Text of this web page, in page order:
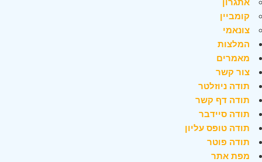
אתגרון
קומביין
צונאמי
המלצות
מאמרים
צור קשר
תודה ניוזלטר
תודה דף קשר
תודה סיידבר
תודה טופס עליון
תודה פוטר
מפת אתר